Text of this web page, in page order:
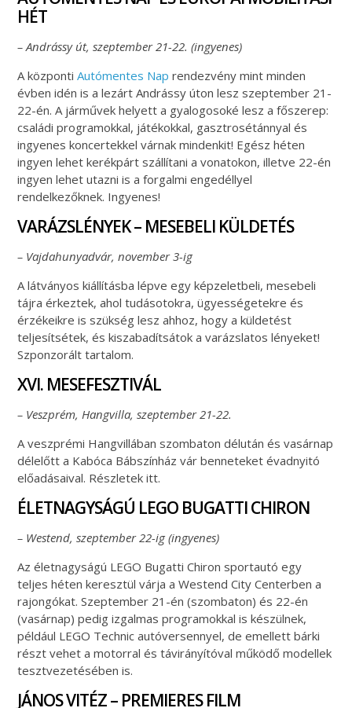
HÉT
– Andrássy út, szeptember 21-22. (ingyenes)
A központiAutómentes Nap rendezvény mint minden
évben idén is a lezárt Andrássy úton lesz szeptember 21-
22-én. A járművek helyett a gyalogosoké lesz a főszerep:
családi programokkal, játékokkal, gasztrosétánnyal és
ingyenes koncertekkel várnak mindenkit! Egész héten
ingyen lehet kerékpárt szállítani a vonatokon, illetve 22-én
ingyen lehet utazni is a forgalmi engedéllyel
rendelkezőknek. Ingyenes!
VARÁZSLÉNYEK – MESEBELI KÜLDETÉS
– Vajdahunyadvár, november 3-ig
A látványos kiállításba lépve egy képzeletbeli, mesebeli
tájra érkeztek, ahol tudásotokra, ügyességetekre és
érzékeikre is szükség lesz ahhoz, hogy a küldetést
teljesítsétek, és kiszabadítsátok a varázslatos lényeket!
Szponzorált tartalom.
XVI. MESEFESZTIVÁL
– Veszprém, Hangvilla, szeptember 21-22.
A veszprémi Hangvillában szombaton délután és vasárnap
délelőtt a Kabóca Bábszínház vár benneteket évadnyitó
előadásaival. Részletek itt.
ÉLETNAGYSÁGÚ LEGO BUGATTI CHIRON
– Westend, szeptember 22-ig (ingyenes)
Az életnagyságú LEGO Bugatti Chiron sportautó egy
teljes héten keresztül várja a Westend City Centerben a
rajongókat. Szeptember 21-én (szombaton) és 22-én
(vasárnap) pedig izgalmas programokkal is készülnek,
például LEGO Technic autóversennyel, de emellett bárki
részt vehet a motorral és távirányítóval működő modellek
tesztvezetésében is.
JÁNOS VITÉZ – PREMIERES FILM